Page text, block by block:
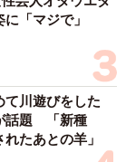
。圧をかけること
敷市の酒蔵では現
か。基本は
酒造好適米と
五百万石」がメ
「マジで」
て川遊びをした
話題 「新種
たあとの羊」